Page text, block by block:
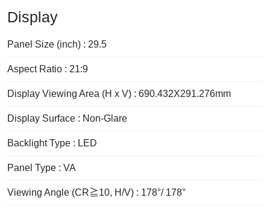
Display
Panel Size (inch) : 29.5
Aspect Ratio : 21:9
Display Viewing Area (H x V) : 690.432X291.276mm
Display Surface : Non-Glare
Backlight Type : LED
Panel Type : VA
Viewing Angle (CR≧10, H/V) : 178°/ 178°